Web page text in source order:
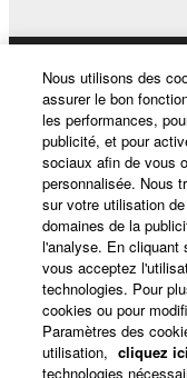
Produits et solutions
Actualités
A propos de Yamaha
France - French
Nous utilisons des
assurer le bon
les performances,
publicité, et pour
sociaux afin de vous
personnalisée. Nous
sur votre utilisation
domaines de la
l'analyse. En cliquant
vous acceptez
technologies. Pour
cookies ou pour
Paramètres des
utilisation, cliquez ici
technologies